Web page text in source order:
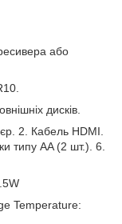
або
дисків.
2. Кабель HDMI.
типу AA (2 шт.). 6.
Temperature: